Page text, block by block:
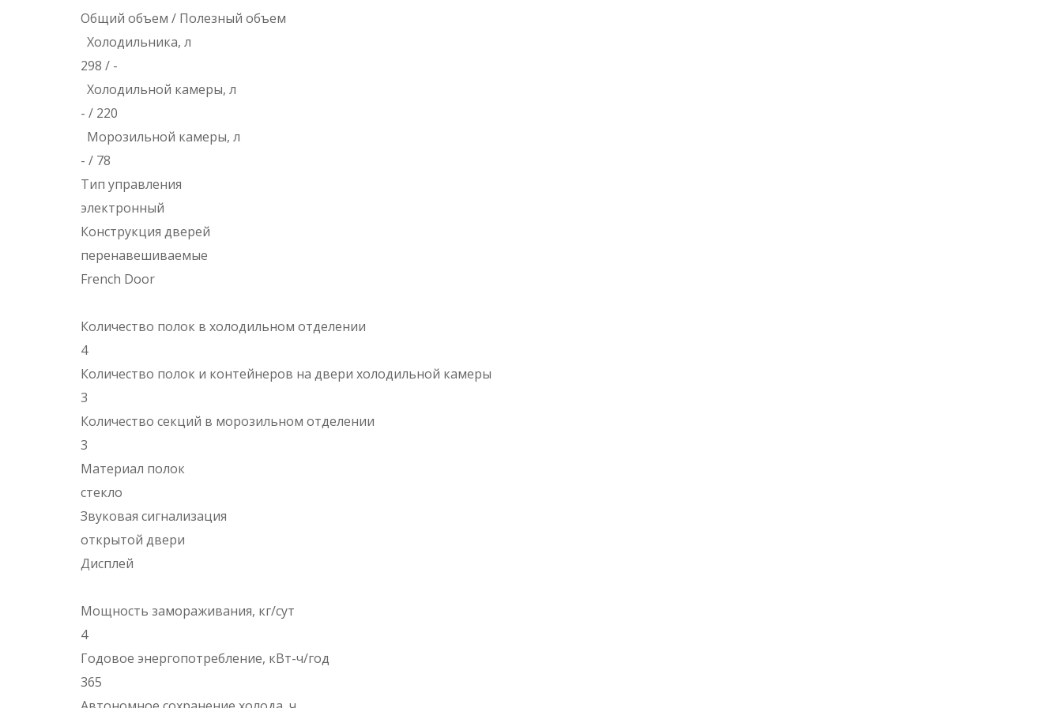
Общий объем / Полезный объем
Холодильника, л
298 / -
Холодильной камеры, л
- / 220
Морозильной камеры, л
- / 78
Тип управления
электронный
Конструкция дверей
перенавешиваемые
French Door
Количество полок в холодильном отделении
4
Количество полок и контейнеров на двери холодильной камеры
3
Количество секций в морозильном отделении
3
Материал полок
стекло
Звуковая сигнализация
открытой двери
Дисплей
Мощность замораживания, кг/сут
4
Годовое энергопотребление, кВт-ч/год
365